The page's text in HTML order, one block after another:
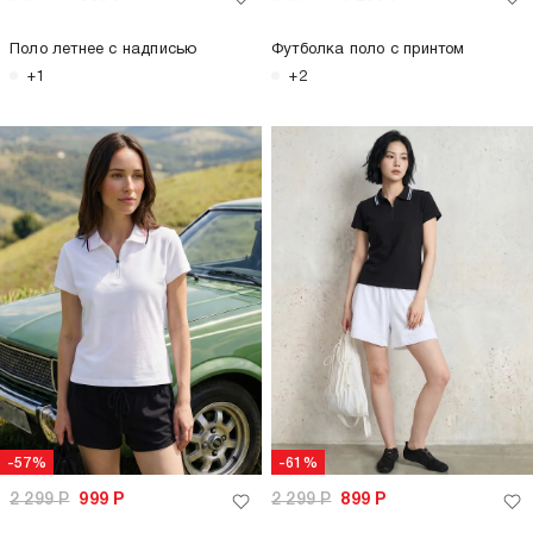
Поло летнее с надписью
+1
Футболка поло с принтом
+2
-57%
2 299Р 999 Р
-61%
2 299Р 899 Р